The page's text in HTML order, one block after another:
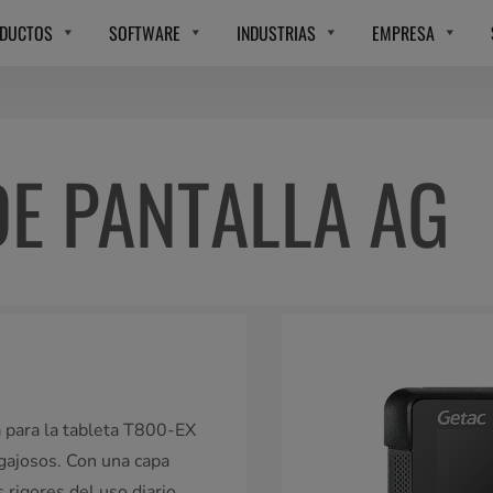
SOFTWARE INDUSTRIAS EMPRESA
PANTALLA AG
la tableta T800-EX
Con una capa